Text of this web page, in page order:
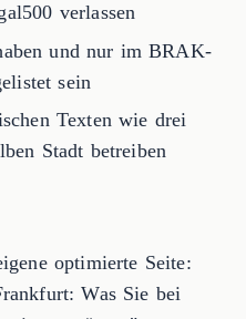
verlassen
und nur im BRAK-
sein
Texten wie drei
Stadt betreiben
optimierte Seite:
Was Sie bei